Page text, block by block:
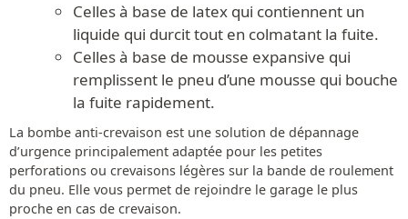
Celles à base de latex qui contiennent un
liquide qui durcit tout en colmatant la fuite.
Celles à base de mousse expansive qui
remplissent le pneu d’une mousse qui bouche
la fuite rapidement.
La bombe anti-crevaison est une solution de dépannage
d’urgence principalement adaptée pour les petites
perforations ou crevaisons légères sur la bande de roulement
du pneu. Elle vous permet de rejoindre le garage le plus
proche en cas de crevaison.